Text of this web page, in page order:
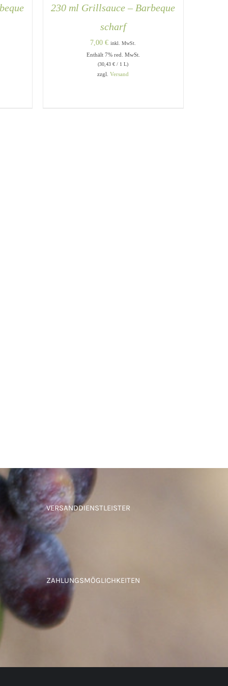
230 ml Grillsauce – Barbeque
scharf
7,00€ inkl. MwSt.
Enthält 7% red. MwSt.
(30,43€ / 1 L)
zzgl.Versand
VERSANDDIENSTLEISTER
ZAHLUNGSMÖGLICHKEITEN